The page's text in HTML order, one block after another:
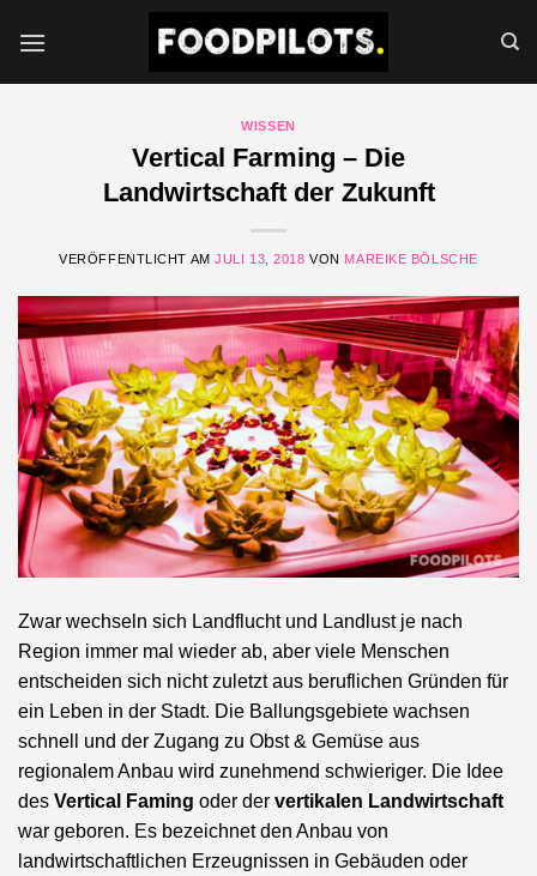
Inhalt
WISSEN
Vertical Farming – Die
Landwirtschaft der Zukunft
VERÖFFENTLICHT AMJULI 13, 2018 VON MAREIKE BÖLSCHE
Zwar wechseln sich Landflucht und Landlust je nach
Region immer mal wieder ab, aber viele Menschen
entscheiden sich nicht zuletzt aus beruflichen Gründen für
ein Leben in der Stadt. Die Ballungsgebiete wachsen
schnell und der Zugang zu Obst & Gemüse aus
regionalem Anbau wird zunehmend schwieriger. Die Idee
des Vertical Faming oder der vertikalen Landwirtschaft
war geboren. Es bezeichnet den Anbau von
landwirtschaftlichen Erzeugnissen in Gebäuden oder